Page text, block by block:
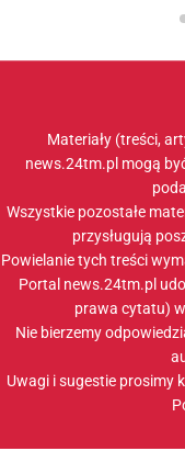
Materiały (treści,
news.24tm.pl mogą
Wszystkie pozostałe
przysługują
Powielanie tych treści
Portal news.24tm.pl
prawa cytatu)
Nie bierzemy
Uwagi i sugestie prosimy